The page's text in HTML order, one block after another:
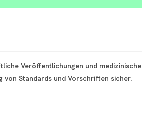
Veröffentlichungen und medizinische
von Standards und Vorschriften sicher.